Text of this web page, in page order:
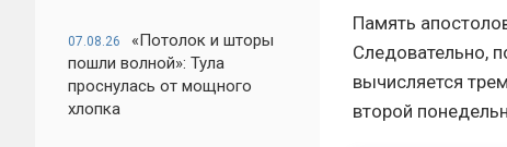
07.08.26
«Потолок и шторы
пошли волной»: Тула
проснулась от мощного
хлопка
Память
Следовательно,
вычисляется
второй